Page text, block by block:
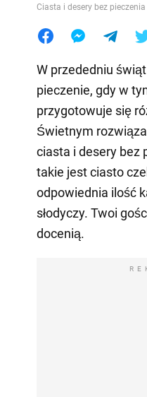
Ciasta i desery bez pieczenia
W przededniu
pieczenie, gdy w
przygotowuje się
Świetnym
ciasta i desery bez
takie jest ciasto
odpowiednia ilość
słodyczy. Twoi
docenią.